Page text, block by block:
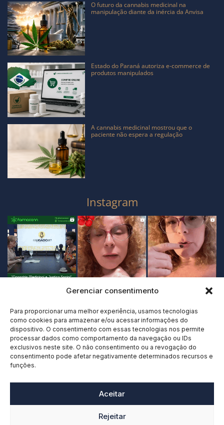
Gerenciar consentimento
Para proporcionar uma melhor experiência, usamos tecnologias
como cookies para armazenar e/ou acessar informações do
dispositivo. O consentimento com essas tecnologias nos permite
processar dados como comportamento da navegação ou IDs
exclusivos neste site. O não consentimento ou a revogação do
consentimento pode afetar negativamente determinados recursos e
funções.
Aceitar
Rejeitar
O futuro da cannabis medicinal na
manipulação diante da inércia da Anvisa
Estado do Paraná autoriza e-commerce de
produtos manipulados
A cannabis medicinal mostrou que o
paciente não espera a regulação
Instagram